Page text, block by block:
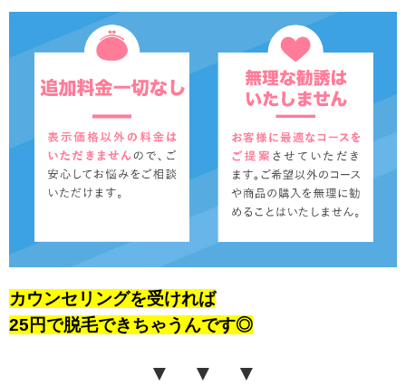
カウンセリングを受ければ
25円で脱毛できちゃうんです◎
▼ ▼ ▼